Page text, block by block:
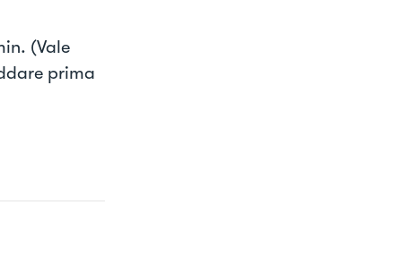
(Vale
prima